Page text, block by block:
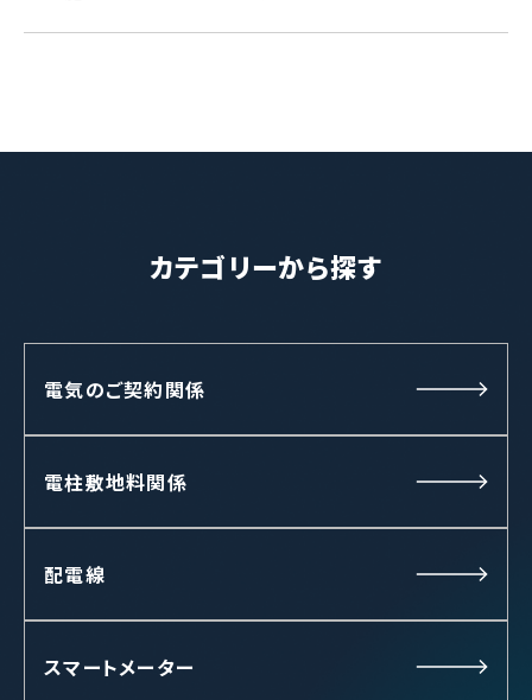
カテゴリーから探す
電気のご契約関係
電柱敷地料関係
配電線
スマートメーター